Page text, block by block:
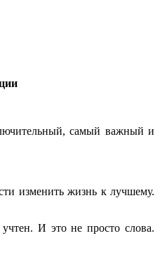
самый важный и
изменить жизнь к лучшему.
И это не просто слова.